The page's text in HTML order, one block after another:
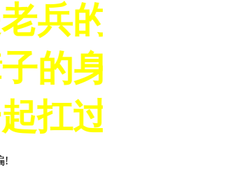
人鲁燕联
苑军网战
的军旅企
。
兵的网上家
的身份名片
扛过枪的战
!